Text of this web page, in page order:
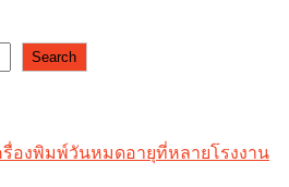
Search
รื่องพิมพ์วันหมดอายุที่หลายโรงงาน